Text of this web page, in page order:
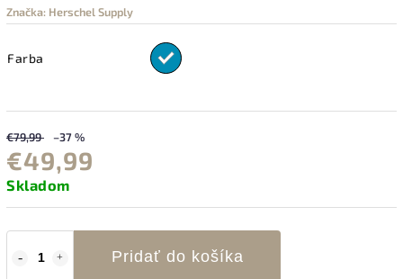
Značka: Herschel Supply
Farba
€79,99 –37 %
€49,99
Skladom
Pridať do košíka